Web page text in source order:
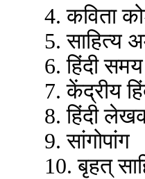
4. कविता
5. साहित्य
6. हिंदी समय
7. केंद्रीय
8. हिंदी
9. सांगोपांग
10. बृहत्